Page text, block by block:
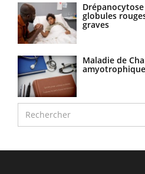
globules
graves
Maladie de